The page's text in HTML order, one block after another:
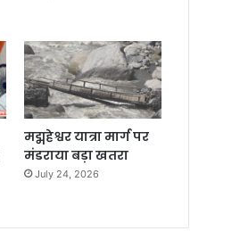
मद्महेश्वर यात्रा मार्ग पर
मंडराया बड़ा खतरा
July 24, 2026